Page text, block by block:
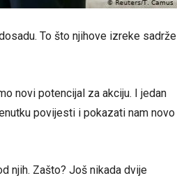
To što njihove izreke sadrže
novi potencijal za akciju. I jedan
povijesti i pokazati nam novo
njih. Zašto? Još nikada dvije